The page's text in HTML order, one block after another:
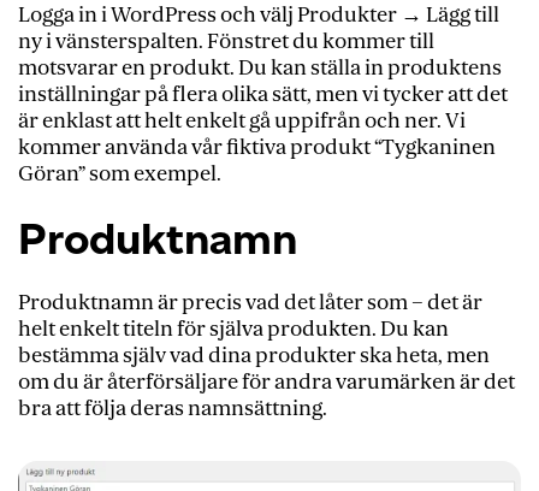
Logga in i WordPress och välj Produkter → Lägg till
ny i vänsterspalten. Fönstret du kommer till
motsvarar en produkt. Du kan ställa in produktens
inställningar på flera olika sätt, men vi tycker att det
är enklast att helt enkelt gå uppifrån och ner. Vi
kommer använda vår fiktiva produkt “Tygkaninen
Göran” som exempel.
Produktnamn
Produktnamn är precis vad det låter som – det är
helt enkelt titeln för själva produkten. Du kan
bestämma själv vad dina produkter ska heta, men
om du är återförsäljare för andra varumärken är det
bra att följa deras namnsättning.